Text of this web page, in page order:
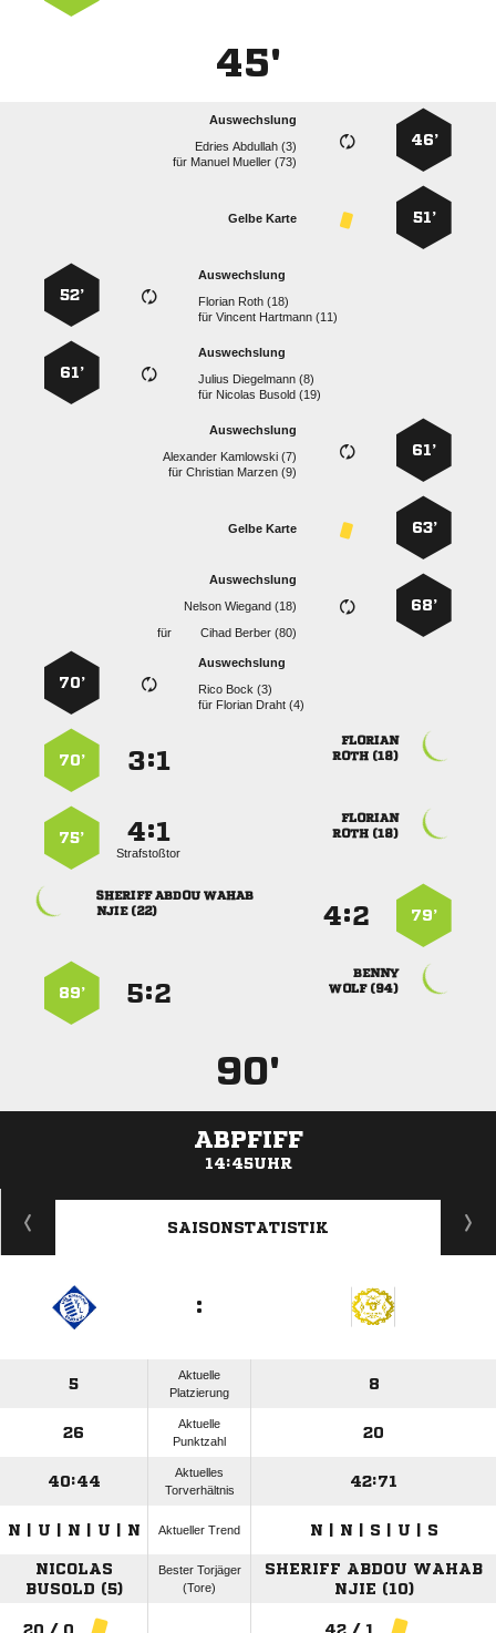
45'
46’
Auswechslung
  
für   
51’
Gelbe Karte
Auswechslung
  
für  
52’
Auswechslung
  
für   
61’
61’
Auswechslung
  
für  
63’
Gelbe Karte
68’
Auswechslung
  
für
  
Auswechslung
  
für   
70’

 
:
70’

 
:
Strafstoßtor
75’
79’
:
  
 

 
:
89’
90'
ABPFIFF
14:45UHR
ANZEIGE
SAISONSTATISTIK
:
5
Aktuelle
Platzierung
8
26
Aktuelle
Punktzahl
20
40:44
Aktuelles
Torverhältnis
42:71
N | U | N | U | N Aktueller Trend N | N | S | U | S
NICOLAS
BUSOLD (5)
Bester Torjäger
(Tore)
SHERIFF ABDOU WAHAB
NJIE (10)
20 / 0 42 / 1